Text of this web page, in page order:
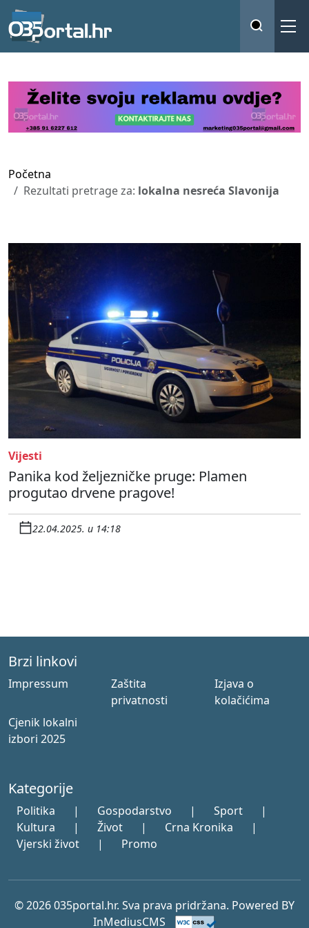
Početna
Rezultati pretrage za: lokalna nesreća Slavonija
Vijesti
Panika kod željezničke pruge: Plamen
progutao drvene pragove!
22.04.2025. u 14:18
Brzi linkovi
Impressum
Zaštita
privatnosti
Izjava o
kolačićima
Cjenik lokalni
izbori 2025
Kategorije
Politika | Gospodarstvo | Sport
|
Kultura
| Život | Crna Kronika
|
Vjerski život
| Promo
© 2026 035portal.hr. Sva prava pridržana. Powered BY
InMediusCMS